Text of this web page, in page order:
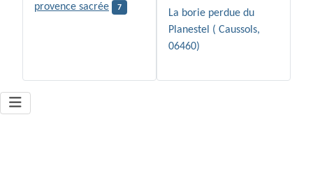
provence sacrée 7
La borie perdue du
Planestel ( Caussols,
06460)